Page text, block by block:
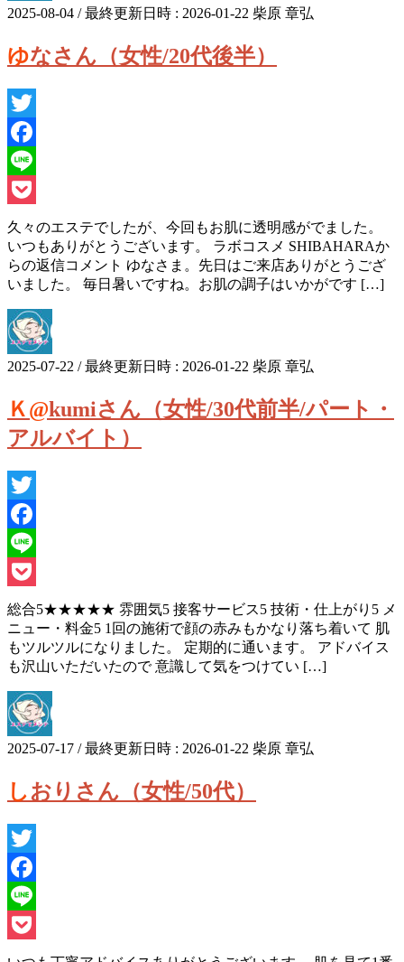
2025-08-04 / 最終更新日時 : 2026-01-22 柴原 章弘
ゆなさん（女性/20代後半）
Twitter
Facebook
Line
Pocket
久々のエステでしたが、今回もお肌に透明感がでました。
いつもありがとうございます。 ラボコスメ SHIBAHARAか
らの返信コメント ゆなさま。先日はご来店ありがとうござ
いました。 毎日暑いですね。お肌の調子はいかがです […]
2025-07-22 / 最終更新日時 : 2026-01-22 柴原 章弘
Ｋ@kumiさん（女性/30代前半/パート・
アルバイト）
Twitter
Facebook
Line
Pocket
総合5★★★★★ 雰囲気5 接客サービス5 技術・仕上がり5 メ
ニュー・料金5 1回の施術で顔の赤みもかなり落ち着いて 肌
もツルツルになりました。 定期的に通います。 アドバイス
も沢山いただいたので 意識して気をつけてい […]
2025-07-17 / 最終更新日時 : 2026-01-22 柴原 章弘
しおりさん（女性/50代）
Twitter
Facebook
Line
Pocket